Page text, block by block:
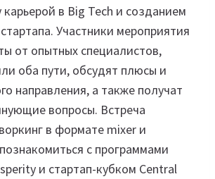
в Big Tech и созданием
Участники мероприятия
от опытных специалистов,
оба пути, обсудят плюсы и
направления, а также получат
вопросы. Встреча
в формате mixer и
с программами
и стартап-кубком Central